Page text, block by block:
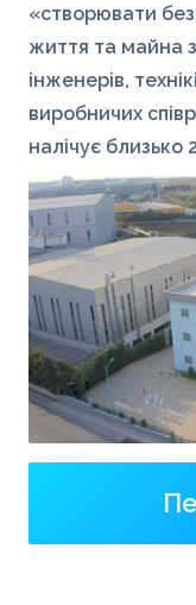
«створювати
життя та майна
інженерів,
виробничих
налічує близько